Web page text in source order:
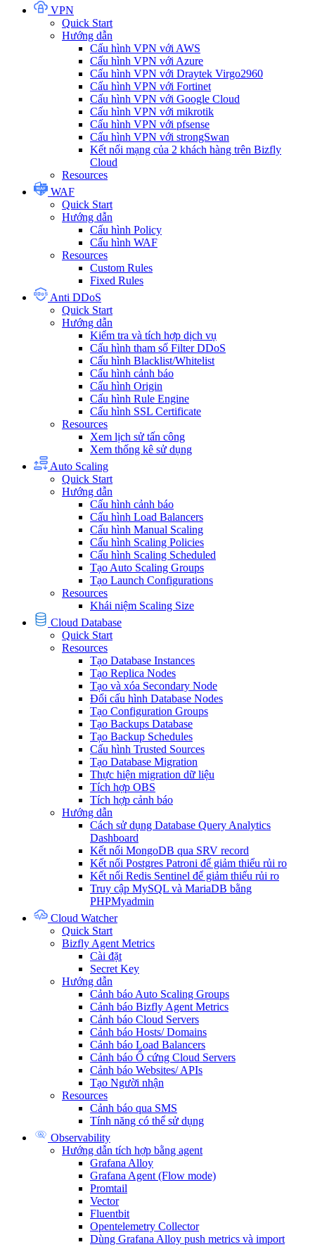
VPN
Quick Start
Hướng dẫn
Cấu hình VPN với AWS
Cấu hình VPN với Azure
Cấu hình VPN với Draytek Virgo2960
Cấu hình VPN với Fortinet
Cấu hình VPN với Google Cloud
Cấu hình VPN với mikrotik
Cấu hình VPN với pfsense
Cấu hình VPN với strongSwan
Kết nối mạng của 2 khách hàng trên Bizfly
Cloud
Resources
WAF
Quick Start
Hướng dẫn
Cấu hình Policy
Cấu hình WAF
Resources
Custom Rules
Fixed Rules
Anti DDoS
Quick Start
Hướng dẫn
Kiểm tra và tích hợp dịch vụ
Cấu hình tham số Filter DDoS
Cấu hình Blacklist/Whitelist
Cấu hình cảnh báo
Cấu hình Origin
Cấu hình Rule Engine
Cấu hình SSL Certificate
Resources
Xem lịch sử tấn công
Xem thống kê sử dụng
Auto Scaling
Quick Start
Hướng dẫn
Cấu hình cảnh báo
Cấu hình Load Balancers
Cấu hình Manual Scaling
Cấu hình Scaling Policies
Cấu hình Scaling Scheduled
Tạo Auto Scaling Groups
Tạo Launch Configurations
Resources
Khái niệm Scaling Size
Cloud Database
Quick Start
Resources
Tạo Database Instances
Tạo Replica Nodes
Tạo và xóa Secondary Node
Đổi cấu hình Database Nodes
Tạo Configuration Groups
Tạo Backups Database
Tạo Backup Schedules
Cấu hình Trusted Sources
Tạo Database Migration
Thực hiện migration dữ liệu
Tích hợp OBS
Tích hợp cảnh báo
Hướng dẫn
Cách sử dụng Database Query Analytics
Dashboard
Kết nối MongoDB qua SRV record
Kết nối Postgres Patroni để giảm thiểu rủi ro
Kết nối Redis Sentinel để giảm thiểu rủi ro
Truy cập MySQL và MariaDB bằng
PHPMyadmin
Cloud Watcher
Quick Start
Bizfly Agent Metrics
Cài đặt
Secret Key
Hướng dẫn
Cảnh báo Auto Scaling Groups
Cảnh báo Bizfly Agent Metrics
Cảnh báo Cloud Servers
Cảnh báo Hosts/ Domains
Cảnh báo Load Balancers
Cảnh báo Ổ cứng Cloud Servers
Cảnh báo Websites/ APIs
Tạo Người nhận
Resources
Cảnh báo qua SMS
Tính năng có thể sử dụng
Observability
Hướng dẫn tích hợp bằng agent
Grafana Alloy
Grafana Agent (Flow mode)
Promtail
Vector
Fluentbit
Opentelemetry Collector
Dùng Grafana Alloy push metrics và import